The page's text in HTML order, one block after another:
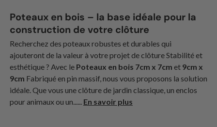
Poteaux en bois – la base idéale pour la
construction de votre clôture
Recherchez des poteaux robustes et durables qui
ajouteront de la valeur à votre projet de clôture Stabilité et
esthétique ? Avec le Poteaux en bois 7cm x 7cm et 9cm x
9cm Fabriqué en pin massif, nous vous proposons la solution
idéale. Que vous une clôture de jardin classique, un enclos
pour animaux ou un...... En savoir plus